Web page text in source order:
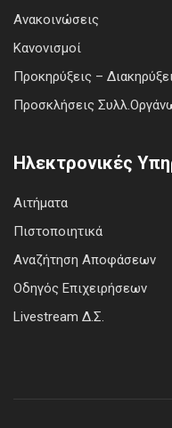
Ανακοινώσεις
Κανονισμοί
Προκηρύξεις –
Προσκλήσεις
Ηλεκτρονικές
Αιτήματα
Πιστοποιητικά
Αναζήτηση Αποφάσεων
Οδηγός Επιχειρήσεων
Livestream Δ.Σ.